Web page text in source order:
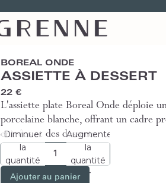
BOREAL ONDE
ASSIETTE À DESSERT
22 €
L'assiette plate Boreal Onde déploie
porcelaine blanche, offrant un cadre
entrées et des desserts.
Diminuer
la
quantité
Augmenter
la
quantité
Ajouter au panier